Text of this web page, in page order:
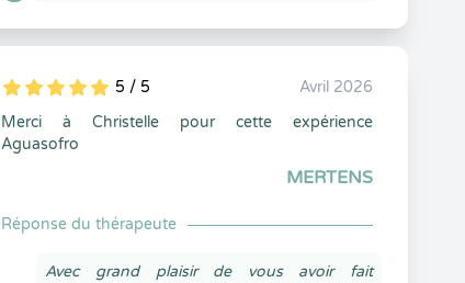
5
1
5
0 5 / 5
Avril 2026
Merci à Christelle pour cette expérience
Aguasofro
MERTENS
Réponse du thérapeute
Avec grand plaisir de vous avoir fait